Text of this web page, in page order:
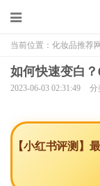
当前位置： 化妆品推荐网
如何快速变白？
2023-06-03 02:31:49 分
【小红书评测】